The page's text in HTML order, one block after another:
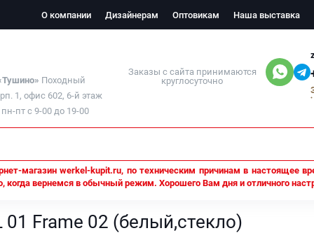
О компании Дизайнерам Оптовикам Наша выставка
Походный
1, офис 602, 6-й этаж
пт с 9-00 до 19-00
Заказы с сайта принимаются
круглосуточно
магазин werkel-kupit.ru, по техническим причинам в настоящее
вернемся в обычный режим. Хорошего Вам дня и отличного
01 Frame 02 (белый,стекло)
Frame 02 (белый,стекло)